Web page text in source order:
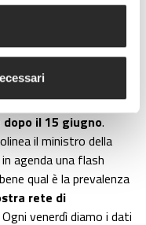
una variante che
anche in
di queste è quella di
in caso di
il 15 giugno.
il ministro della
agenda una flash
qual è la prevalenza
rete di
Ogni venerdì diamo i dati